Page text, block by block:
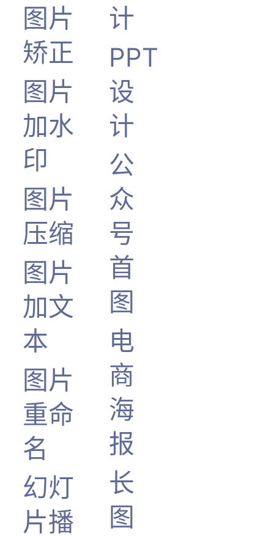
图片
矫正
图片
加水
印
图片
压缩
图片
加文
本
图片
重命
名
幻灯
片播
计
PPT
设
计
公
众
号
首
图
电
商
海
报
长
图